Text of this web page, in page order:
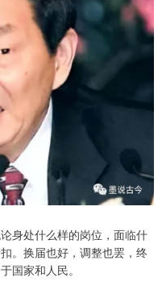
身处什么样的岗位，面临什
。换届也好，调整也罢，终
国家和人民。